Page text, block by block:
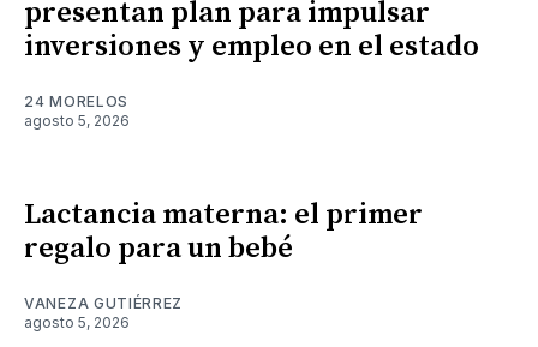
presentan plan para impulsar
inversiones y empleo en el estado
24 MORELOS
agosto 5, 2026
Lactancia materna: el primer
regalo para un bebé
VANEZA GUTIÉRREZ
agosto 5, 2026